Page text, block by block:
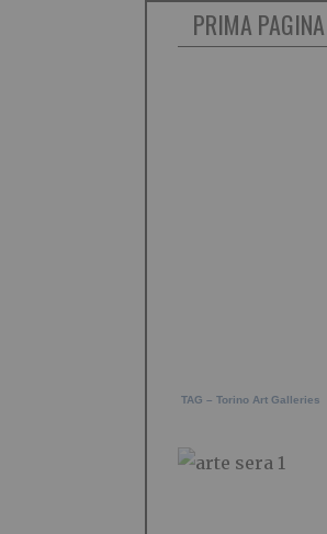
PRIMA PAGINA
TAG – Torino Art Galleries